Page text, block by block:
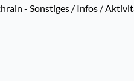
- Sonstiges / Infos /